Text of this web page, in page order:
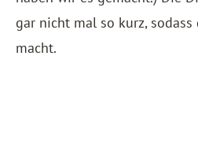
gar nicht mal so kurz, sodass
macht.